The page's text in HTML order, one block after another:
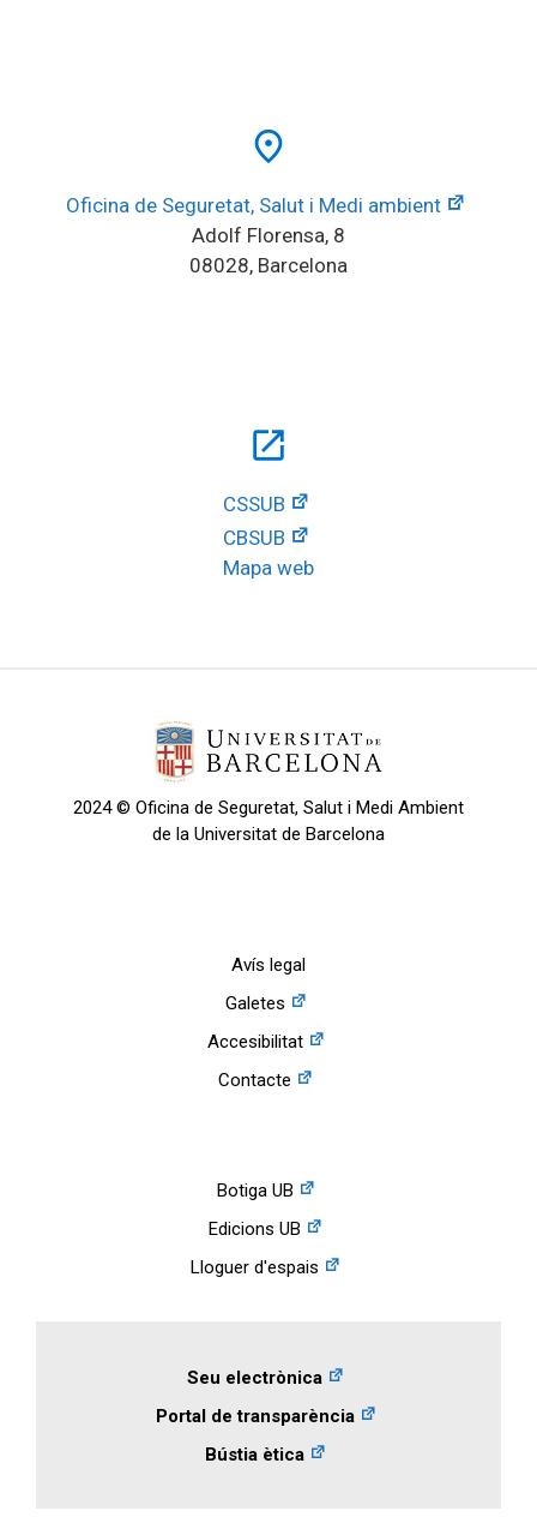
place
Oficina de Seguretat, Salut i Medi ambient
Adolf Florensa, 8
08028, Barcelona
open_in_new
CSSUB
CBSUB
Mapa web
2024 © Oficina de Seguretat, Salut i Medi Ambient
de la Universitat de Barcelona
Avís legal
Galetes
Accesibilitat
Contacte
Botiga UB
Edicions UB
Lloguer d'espais
Seu electrònica
Portal de transparència
Bústia ètica